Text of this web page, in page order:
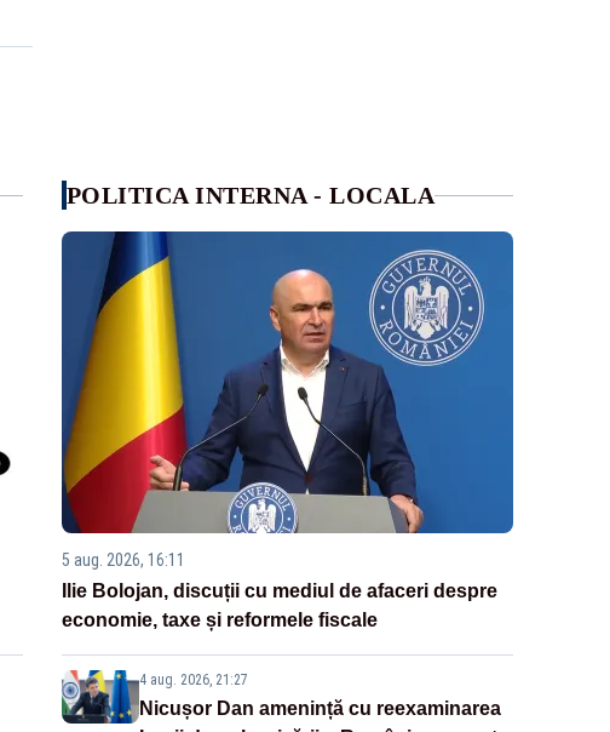
POLITICA INTERNA - LOCALA
5 aug. 2026, 16:11
Ilie Bolojan, discuții cu mediul de afaceri despre
economie, taxe și reformele fiscale
4 aug. 2026, 21:27
Nicușor Dan amenință cu reexaminarea